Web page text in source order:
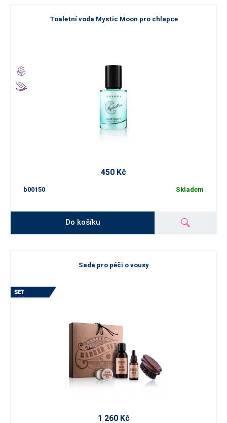
Toaletní voda Mystic Moon pro chlapce
450 Kč
b00150 Skladem
Do košíku
Sada pro péči o vousy
1 260 Kč